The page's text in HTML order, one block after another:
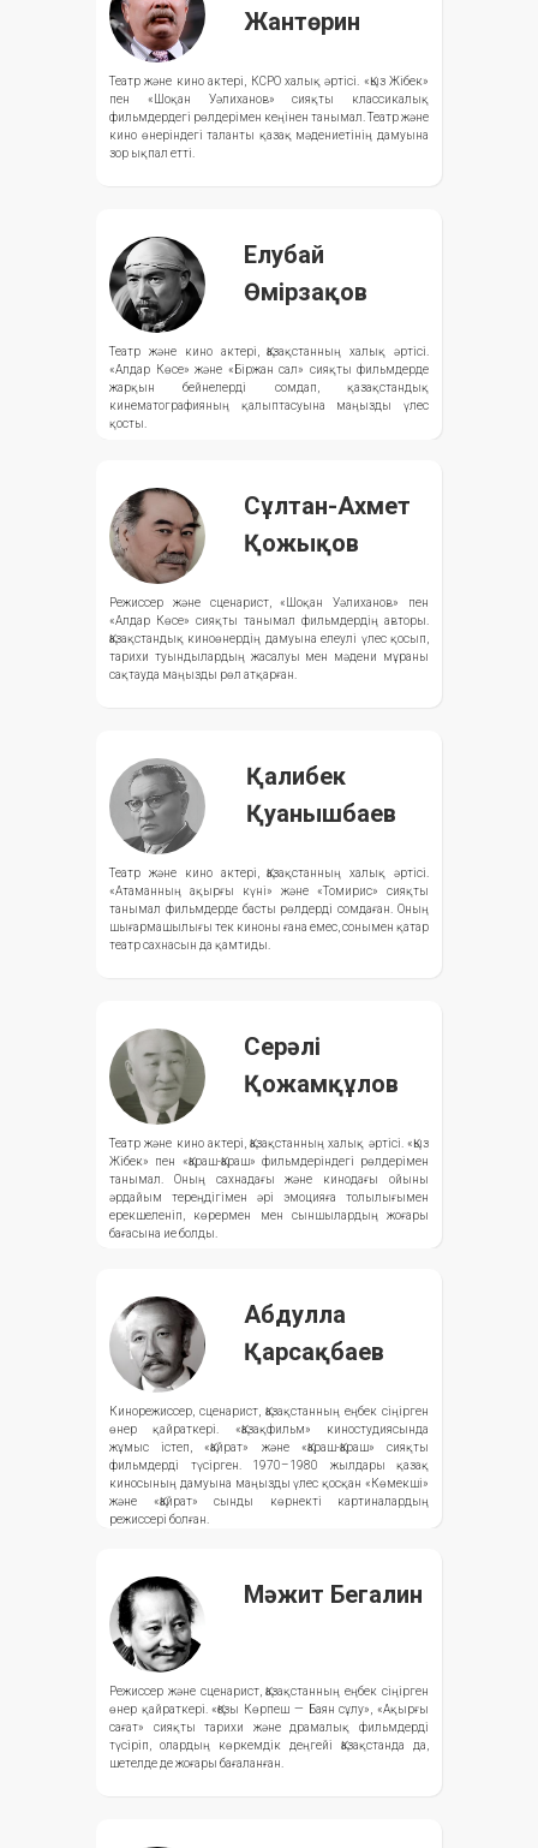
Жантөрин
Театр және кино актері, КСРО халық әртісі. «Қыз Жібек»
пен «Шоқан Уәлиханов» сияқты классикалық
фильмдердегі рөлдерімен кеңінен танымал. Театр және
кино өнеріндегі таланты қазақ мәдениетінің дамуына
зор ықпал етті.
Елубай
Өмірзақов
Театр және кино актері, Қазақстанның халық әртісі.
«Алдар Көсе» және «Біржан сал» сияқты фильмдерде
жарқын бейнелерді сомдап, қазақстандық
кинематографияның қалыптасуына маңызды үлес
қосты.
Сұлтан-Ахмет
Қожықов
Режиссер және сценарист, «Шоқан Уәлиханов» пен
«Алдар Көсе» сияқты танымал фильмдердің авторы.
Қазақстандық киноөнердің дамуына елеулі үлес қосып,
тарихи туындылардың жасалуы мен мәдени мұраны
сақтауда маңызды рөл атқарған.
Қалибек
Қуанышбаев
Театр және кино актері, Қазақстанның халық әртісі.
«Атаманның ақырғы күні» және «Томирис» сияқты
танымал фильмдерде басты рөлдерді сомдаған. Оның
шығармашылығы тек киноны ғана емес, сонымен қатар
театр сахнасын да қамтиды.
Серәлі
Қожамқұлов
Театр және кино актері, Қазақстанның халық әртісі. «Қыз
Жібек» пен «Қараш-Қараш» фильмдеріндегі рөлдерімен
танымал. Оның сахнадағы және кинодағы ойыны
әрдайым тереңдігімен әрі эмоцияға толылығымен
ерекшеленіп, көрермен мен сыншылардың жоғары
бағасына ие болды.
Абдулла
Қарсақбаев
Кинорежиссер, сценарист, Қазақстанның еңбек сіңірген
өнер қайраткері. «Қазақфильм» киностудиясында
жұмыс істеп, «Қайрат» және «Қараш-Қараш» сияқты
фильмдерді түсірген. 1970–1980 жылдары қазақ
киносының дамуына маңызды үлес қосқан «Көмекші»
және «Қайрат» сынды көрнекті картиналардың
режиссері болған.
Мәжит Бегалин
Режиссер және сценарист, Қазақстанның еңбек сіңірген
өнер қайраткері. «Қозы Көрпеш — Баян сұлу», «Ақырғы
сағат» сияқты тарихи және драмалық фильмдерді
түсіріп, олардың көркемдік деңгейі Қазақстанда да,
шетелде де жоғары бағаланған.